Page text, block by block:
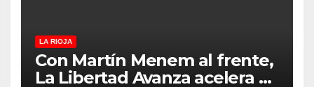
LA RIOJA
Con Martín Menem al frente,
La Libertad Avanza acelera su